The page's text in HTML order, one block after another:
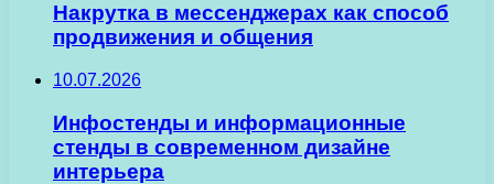
Накрутка в мессенджерах как способ
продвижения и общения
10.07.2026
Инфостенды и информационные
стенды в современном дизайне
интерьера